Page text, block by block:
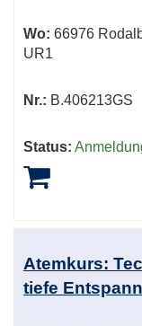
Wo: 66976
UR1
Nr.: B.406213GS
Status:
Atemkurs:
tiefe